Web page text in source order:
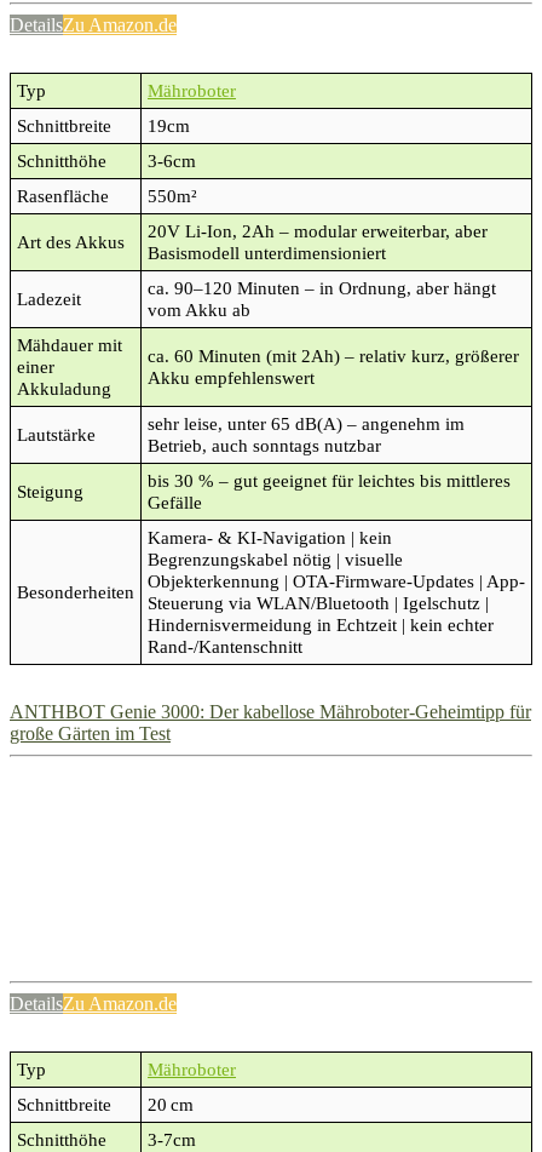
DetailsZu Amazon.de
Typ
Mähroboter
Schnittbreite
19cm
Schnitthöhe
3-6cm
Rasenfläche
550m²
Art des Akkus
20V Li-Ion, 2Ah – modular erweiterbar, aber
Basismodell unterdimensioniert
Ladezeit
ca. 90–120 Minuten – in Ordnung, aber hängt
vom Akku ab
Mähdauer mit
einer
Akkuladung
ca. 60 Minuten (mit 2Ah) – relativ kurz, größerer
Akku empfehlenswert
Lautstärke
sehr leise, unter 65 dB(A) – angenehm im
Betrieb, auch sonntags nutzbar
Steigung
bis 30 % – gut geeignet für leichtes bis mittleres
Gefälle
Besonderheiten
Kamera- & KI-Navigation | kein
Begrenzungskabel nötig | visuelle
Objekterkennung | OTA-Firmware-Updates | App-
Steuerung via WLAN/Bluetooth | Igelschutz |
Hindernisvermeidung in Echtzeit | kein echter
Rand-/Kantenschnitt
ANTHBOT Genie 3000: Der kabellose Mähroboter-Geheimtipp für
große Gärten im Test
DetailsZu Amazon.de
Typ
Mähroboter
Schnittbreite
20 cm
Schnitthöhe
3-7cm